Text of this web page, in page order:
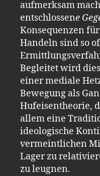
aufmerksam
entschlossene
Konsequenzen
Handeln sind so
Begleitet wird
einer mediale
Bewegung als
Hufeisentheorie,
allem eine
ideologische
vermeintlichen
Lager zu
zu leugnen.